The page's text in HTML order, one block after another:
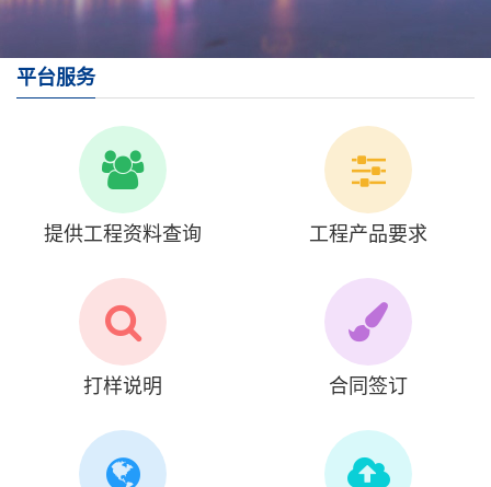
平台服务
提供工程资料查询 工程产品要求
打样说明 合同签订